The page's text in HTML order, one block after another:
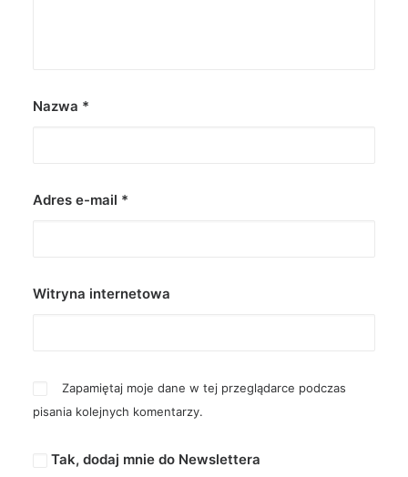
Nazwa *
Adres e-mail *
Witryna internetowa
Zapamiętaj moje dane w tej przeglądarce podczas
pisania kolejnych komentarzy.
Tak, dodaj mnie do Newslettera